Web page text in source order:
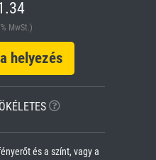
MwSt.)
helyezés
és a színt, vagy a